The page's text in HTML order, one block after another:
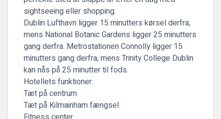
sightseeing eller shopping.
Dublin Lufthavn ligger 15 minutters kørsel derfra,
mens National Botanic Gardens ligger 25 minutters
gang derfra. Metrostationen Connolly ligger 15
minutters gang derfra, mens Trinity College Dublin
kan nås på 25 minutter til fods.
Hotellets funktioner:
Tæt på centrum
Tæt på Kilmainham fængsel